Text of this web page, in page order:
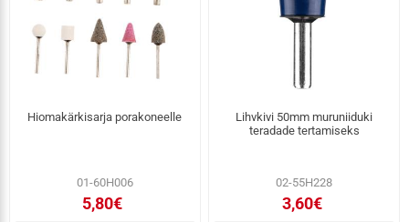
Hiomakärkisarja porakoneelle
01-60H006
5,80€
Lihvkivi 50mm muruniiduki
teradade tertamiseks
02-55H228
3,60€